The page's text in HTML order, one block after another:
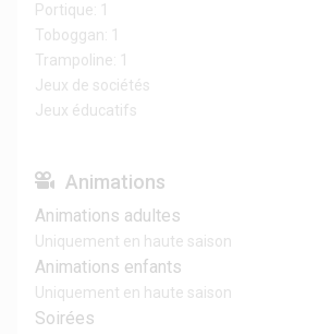
Portique: 1
Toboggan: 1
Trampoline: 1
Jeux de sociétés
Jeux éducatifs
Animations
Animations adultes
Uniquement en haute saison
Animations enfants
Uniquement en haute saison
Soirées